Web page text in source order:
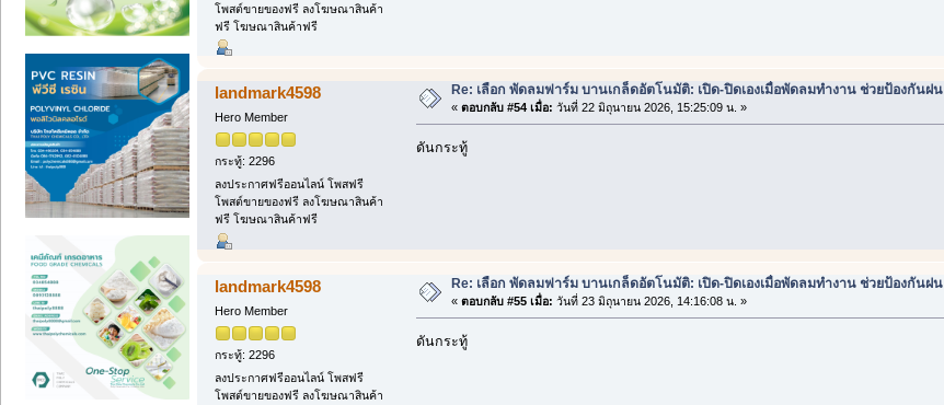
โพสต์ขายของฟรี ลงโฆษณาสินค้า
ฟรี โฆษณาสินค้าฟรี
landmark4598
Hero Member
กระทู้: 2296
ลงประกาศฟรีออนไลน์ โพสฟรี
โพสต์ขายของฟรี ลงโฆษณาสินค้า
ฟรี โฆษณาสินค้าฟรี
Re: เลือก พัดลมฟาร์ม บานเกล็ดอัตโนมัติ: เปิด-ปิดเองเมื่อพัดลมทำงาน ช่วยป้องกันฝน
« ตอบกลับ #54 เมื่อ: วันที่ 22 มิถุนายน 2026, 15:25:09 น. »
ดันกระทู้
landmark4598
Hero Member
กระทู้: 2296
ลงประกาศฟรีออนไลน์ โพสฟรี
โพสต์ขายของฟรี ลงโฆษณาสินค้า
Re: เลือก พัดลมฟาร์ม บานเกล็ดอัตโนมัติ: เปิด-ปิดเองเมื่อพัดลมทำงาน ช่วยป้องกันฝน
« ตอบกลับ #55 เมื่อ: วันที่ 23 มิถุนายน 2026, 14:16:08 น. »
ดันกระทู้